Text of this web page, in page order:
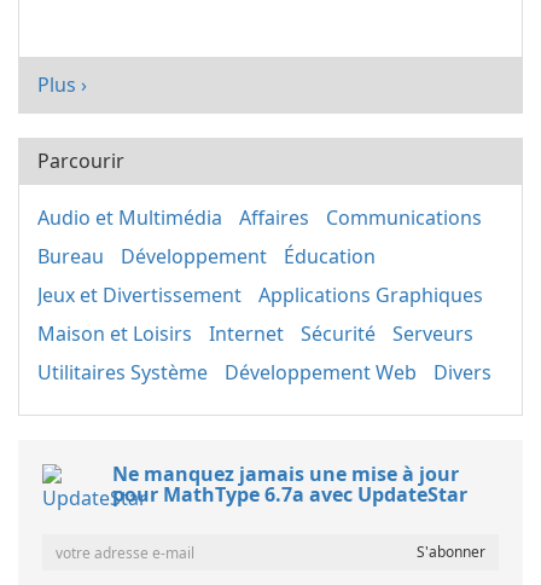
Plus ›
Parcourir
Audio et Multimédia Affaires
Communications
Bureau
Développement
Éducation
Jeux et Divertissement
Applications Graphiques
Maison et Loisirs
Internet Sécurité
Serveurs
Utilitaires Système
Développement Web Divers
Ne manquez jamais une mise à jour
pour MathType 6.7a avec UpdateStar